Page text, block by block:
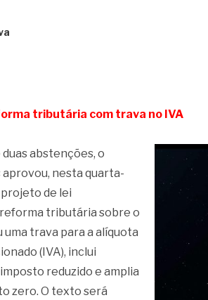
tributária com trava no IVA
abstenções, o
aprovou, nesta quarta-
de lei
tributária sobre o
trava para a alíquota
(IVA), inclui
reduzido e amplia
zero. O texto será